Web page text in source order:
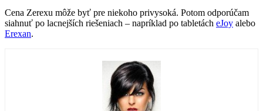
Cena Zerexu môže byť pre niekoho privysoká. Potom odporúčam
siahnuť po lacnejších riešeniach – napríklad po tabletách eJoy alebo
Erexan.